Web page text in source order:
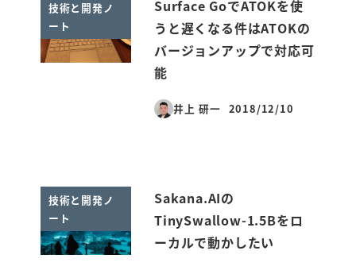
技術と開発ノ
ート
Surface GoでATOKを使
うと遅くなる件はATOKの
バージョンアップで対応可
能
井上 研一
投稿日
2018/12/10
技術と開発ノ
ート
Sakana.AIの
TinySwallow-1.5Bをロ
ーカルで動かしたい